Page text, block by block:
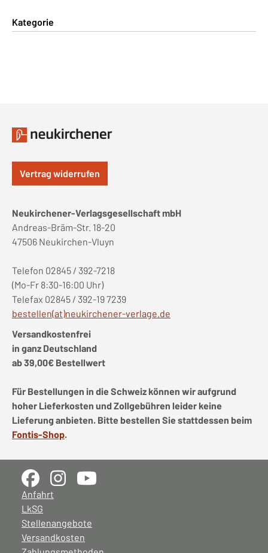
Kategorie
Vertrag widerrufen
Neukirchener-Verlagsgesellschaft mbH
Andreas-Bräm-Str. 18-20
47506 Neukirchen-Vluyn
Telefon 02845 / 392-7218
(Mo-Fr 8:30-16:00 Uhr)
Telefax 02845 / 392-19 7239
bestellen(at)neukirchener-verlage.de
Versandkostenfrei
in ganz Deutschland
ab 39,00€ Bestellwert
Für Bestellungen in die Schweiz können wir aufgrund
hoher Lieferkosten und Zollgebühren leider keine
Lieferung anbieten. Bitte bestellen Sie stattdessen beim
Fontis-Shop.
Anfahrt
LkSG
Stellenangebote
Versandkosten